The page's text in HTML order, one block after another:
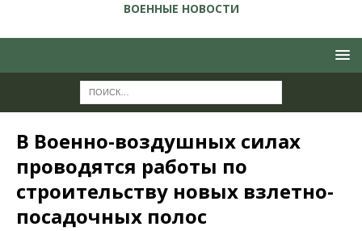
ВОЕННЫЕ НОВОСТИ
В Военно-воздушных силах
проводятся работы по
строительству новых взлетно-
посадочных полос